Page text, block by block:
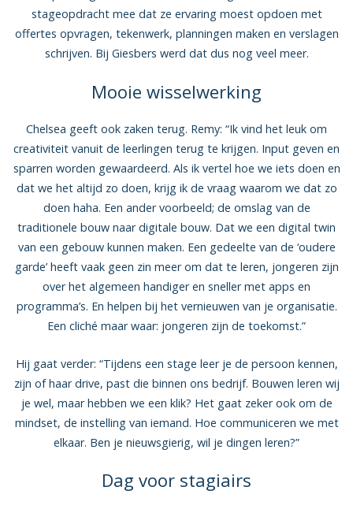
stageopdracht mee dat ze ervaring moest opdoen met
offertes opvragen, tekenwerk, planningen maken en verslagen
schrijven. Bij Giesbers werd dat dus nog veel meer.
Mooie wisselwerking
Chelsea geeft ook zaken terug. Remy: “Ik vind het leuk om
creativiteit vanuit de leerlingen terug te krijgen. Input geven en
sparren worden gewaardeerd. Als ik vertel hoe we iets doen en
dat we het altijd zo doen, krijg ik de vraag waarom we dat zo
doen haha. Een ander voorbeeld; de omslag van de
traditionele bouw naar digitale bouw. Dat we een digital twin
van een gebouw kunnen maken. Een gedeelte van de ‘oudere
garde’ heeft vaak geen zin meer om dat te leren, jongeren zijn
over het algemeen handiger en sneller met apps en
programma’s. En helpen bij het vernieuwen van je organisatie.
Een cliché maar waar: jongeren zijn de toekomst.”
Hij gaat verder: “Tijdens een stage leer je de persoon kennen,
zijn of haar drive, past die binnen ons bedrijf. Bouwen leren wij
je wel, maar hebben we een klik? Het gaat zeker ook om de
mindset, de instelling van iemand. Hoe communiceren we met
elkaar. Ben je nieuwsgierig, wil je dingen leren?”
Dag voor stagiairs